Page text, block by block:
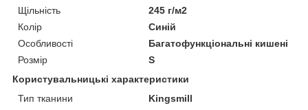
Щільність
245 г/м2
Колір
Синій
Особливості
Багатофункціональні кишені
Розмір
S
Користувальницькі характеристики
Тип тканини
Kingsmill